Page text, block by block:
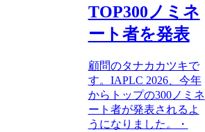
TOP300ノミネ
ート者を発表
顧問のタナカカツキで
す。IAPLC 2026、今年
からトップの300ノミネ
ート者が発表されるよ
うになりました。・